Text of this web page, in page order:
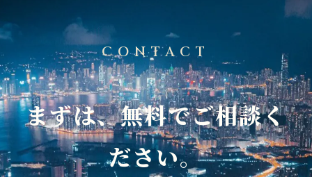
CONTACT
まずは、無料でご相談く
ださい。